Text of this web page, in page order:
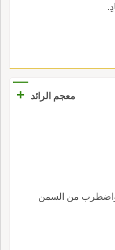
معجم الرائد +
من السمن